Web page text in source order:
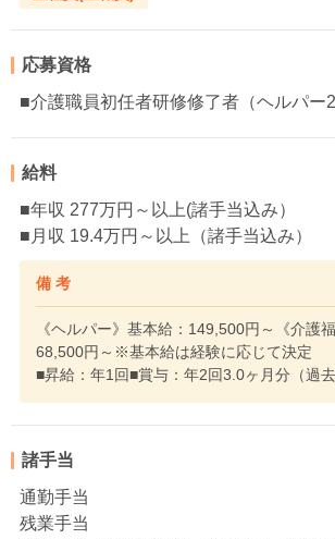
応募資格
■介護職員初任者研修修了者（ヘルパー
給料
■年収 277万円～以上(諸手当込み）
■月収 19.4万円～以上（諸手当込み）
備 考
《ヘルパー》基本給：149,500円～《介護
68,500円～※基本給は経験に応じて決定
■昇給：年1回■賞与：年2回3.0ヶ月分（過去
諸手当
通勤手当
残業手当